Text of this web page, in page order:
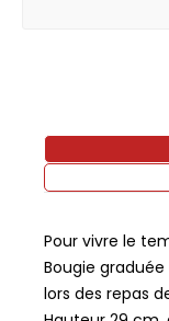
Pour vivre le
Bougie graduée
lors des repas